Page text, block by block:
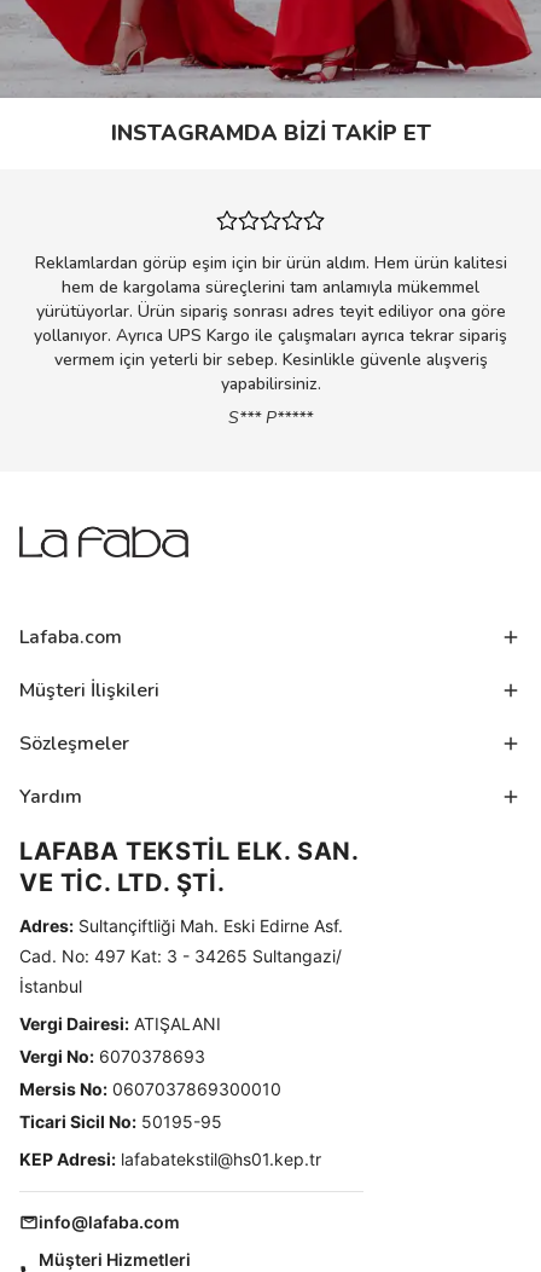
INSTAGRAMDA BİZİ TAKİP ET
Reklamlardan görüp eşim için bir ürün aldım. Hem ürün kalitesi
hem de kargolama süreçlerini tam anlamıyla mükemmel
yürütüyorlar. Ürün sipariş sonrası adres teyit ediliyor ona göre
yollanıyor. Ayrıca UPS Kargo ile çalışmaları ayrıca tekrar sipariş
vermem için yeterli bir sebep. Kesinlikle güvenle alışveriş
yapabilirsiniz.
S*** P*****
Lafaba.com
Müşteri İlişkileri
Sözleşmeler
Yardım
LAFABA TEKSTİL ELK. SAN.
VE TİC. LTD. ŞTİ.
Adres: Sultançiftliği Mah. Eski Edirne Asf.
Cad. No: 497 Kat: 3 - 34265 Sultangazi/
İstanbul
Vergi Dairesi: ATIŞALANI
Vergi No: 6070378693
Mersis No: 0607037869300010
Ticari Sicil No: 50195-95
KEP Adresi: lafabatekstil@hs01.kep.tr
info@lafaba.com
Müşteri Hizmetleri